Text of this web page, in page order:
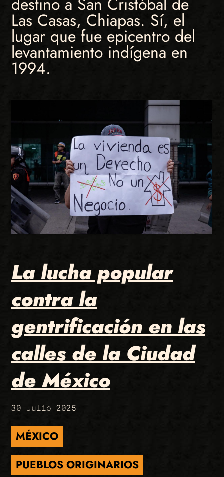
Las Casas, Chiapas. Sí, el
lugar que fue epicentro del
levantamiento indígena en
1994.
La lucha popular
contra la
gentrificación en las
calles de la Ciudad
de México
30 Julio 2025
MÉXICO
PUEBLOS ORIGINARIOS